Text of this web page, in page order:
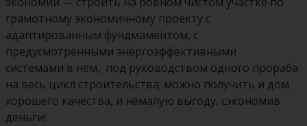
грамотному экономичному проекту с
адаптированным фундмаментом, с
предусмотренными энергоэффективными
системами в нем, под руководством одного прораба
на весь цикл строительства; можно получить и дом
хорошего качества, и немалую выгоду, сэкономив
деньги!